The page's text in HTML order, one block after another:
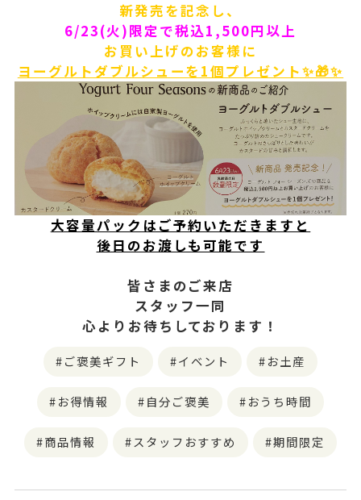
新発売を記念し、
6/23(火)限定で税込1,500円以上
お買い上げのお客様に
ヨーグルトダブルシューを1個プレゼント✨🎁✨
大容量パックはご予約いただきますと
後日のお渡しも可能です
皆さまのご来店
スタッフ一同
心よりお待ちしております！
ご褒美ギフト イベント お土産
お得情報 自分ご褒美 おうち時間
商品情報 スタッフおすすめ 期間限定